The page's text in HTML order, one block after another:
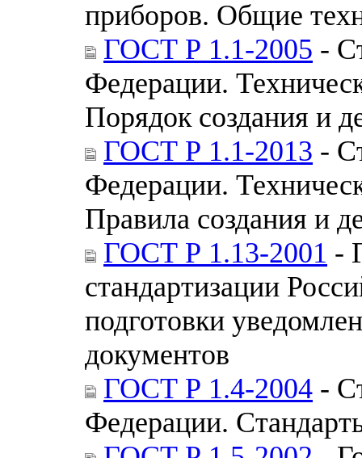
приборов. Общие
ГОСТ Р 1.1-2005 -
Федерации.
Порядок создания и
ГОСТ Р 1.1-2013 -
Федерации.
Правила создания и
ГОСТ Р 1.13-2001 -
стандартизации
подготовки
документов
ГОСТ Р 1.4-2004 -
Федерации.